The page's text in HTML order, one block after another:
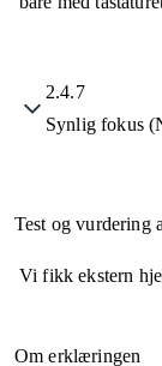
2.4.7
Synlig fokus
Test og vurdering
Vi fikk ekstern
Om erklæringen